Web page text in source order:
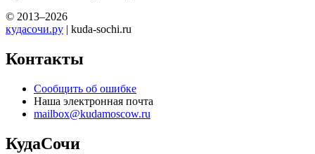
© 2013–2026
кудасочи.ру | kuda-sochi.ru
Контакты
Сообщить об ошибке
Наша электронная почта
mailbox@kudamoscow.ru
КудаСочи